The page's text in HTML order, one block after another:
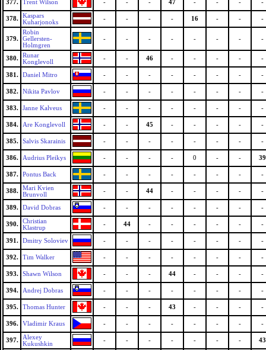
377. Trent Wilson - - - 47 - - - -
378.
Kaspars
Kuharjonoks
- - - - 16 - - -
379.
Robin
Gellersten-
Holmgren
- - - - - - - -
380.
Runar
Konglevoll
- - 46 - - - - -
381. Daniel Mitro - - - - - - - -
382. Nikita Pavlov - - - - - - - -
383. Janne Kalveus - - - - - - - -
384. Are Konglevoll - - 45 - - - - -
385. Salvis Skarainis - - - - - - - -
386. Audrius Pleikys - - - - 0 - - 39
387. Pontus Back - - - - - - - -
388.
Mari Kvien
Brunvoll
- - 44 - - - - -
389. David Dobras - - - - - - - -
390.
Christian
Klastrup
- 44 - - - - - -
391. Dmitry Soloviev - - - - - - - -
392. Tim Walker - - - - - - - -
393. Shawn Wilson - - - 44 - - - -
394. Andrej Dobras - - - - - - - -
395. Thomas Hunter - - - 43 - - - -
396. Vladimir Kraus - - - - - - - -
397.
Alexey
Kukushkin
- - - - - - - 43